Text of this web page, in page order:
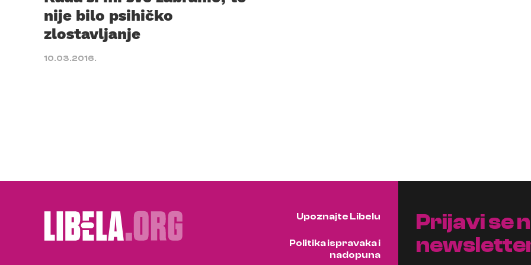
nije bilo psihičko
zlostavljanje
10.03.2016.
Upoznajte Libelu
Politika ispravaka i
nadopuna
Prijavi se